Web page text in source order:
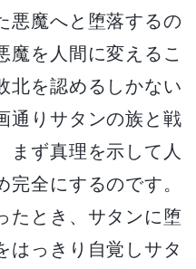
悪魔へと堕落するの
魔を人間に変えるこ
北を認めるしかない
通りサタンの族と戦
まず真理を示して人
全にするのです。
たとき、サタンに堕
はっきり自覚しサタ